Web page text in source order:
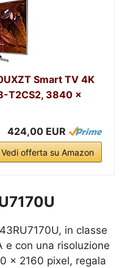
Smart TV 4K
T2CS2, 3840 x
424,00 EUR
Vedi offerta su Amazon
in classe
e con una risoluzione
x 2160 pixel, regala